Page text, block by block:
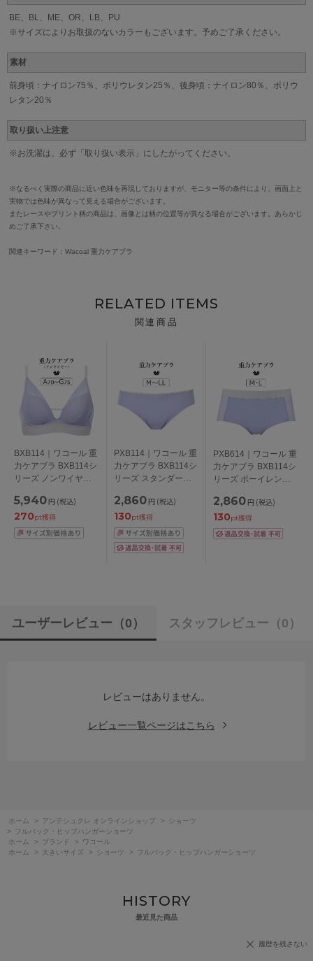
BE、BL、ME、OR、LB、PU
※サイズによりお取扱のないカラーもございます。予めご了承ください。
素材
前身頃：ナイロン75％、ポリウレタン25％、後身頃：ナイロン80％、ポリウ
レタン20％
取り扱い上注意
※お洗濯は、必ず「取り扱い表示」にしたがってください。
※なるべく実際の商品に近い色味を再現しておりますが、モニター等の条件により、画面上と
実物では色味が異なって見える場合がございます。
またレースやプリント柄の商品は、画像とは柄の位置等が異なる場合がございます。あらかじ
めご了承下さい。
関連キーワード：Wacoal 重力ケアブラ
RELATED ITEMS
関連商品
BXB114｜ワコール 重
力ケアブラ BXB114シ
リーズ ノンワイヤー
ABCDEFGカップ アン
ダー
65/70/75/80/85cm
5,940 円 (税込)
270pt獲得
PXB114｜ワコール 重
力ケアブラ BXB114シ
リーズ スタンダード
M/L/LL
2,860 円 (税込)
130pt獲得
PXB614｜ワコール 重
力ケアブラ BXB114シ
リーズ ボーイレング
M/L
2,860 円 (税込)
130pt獲得
ユーザーレビュー （0） スタッフレビュー （0）
レビューはありません。
レビュー一覧ページはこちら
ホーム > アンテシュクレ オンラインショップ >
ショーツ
>
フルバック・ヒップハンガーショーツ
ホーム
> ブランド >
ワコール
ホーム
> 大きいサイズ > ショーツ > フルバック・ヒップハンガーショーツ
HISTORY
最近見た商品
履歴を残さない